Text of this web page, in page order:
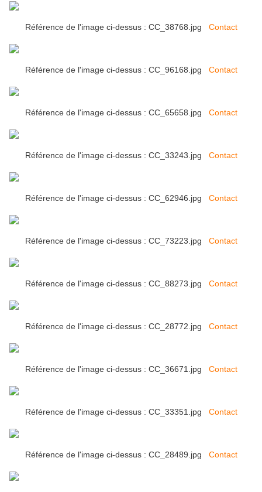
Référence de l'image ci-dessus : CC_38768.jpg Contact
Référence de l'image ci-dessus : CC_96168.jpg Contact
Référence de l'image ci-dessus : CC_65658.jpg Contact
Référence de l'image ci-dessus : CC_33243.jpg Contact
Référence de l'image ci-dessus : CC_62946.jpg Contact
Référence de l'image ci-dessus : CC_73223.jpg Contact
Référence de l'image ci-dessus : CC_88273.jpg Contact
Référence de l'image ci-dessus : CC_28772.jpg Contact
Référence de l'image ci-dessus : CC_36671.jpg Contact
Référence de l'image ci-dessus : CC_33351.jpg Contact
Référence de l'image ci-dessus : CC_28489.jpg Contact